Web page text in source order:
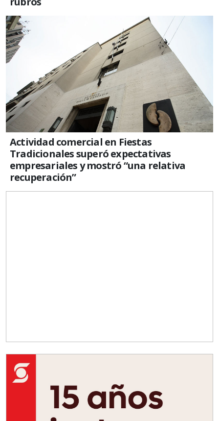
Actividad comercial en Fiestas
Tradicionales superó expectativas
empresariales y mostró “una relativa
recuperación”